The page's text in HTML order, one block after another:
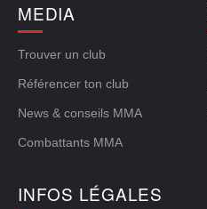
MEDIA
Trouver un club
Référencer ton club
News & conseils MMA
Combattants MMA
INFOS LÉGALES